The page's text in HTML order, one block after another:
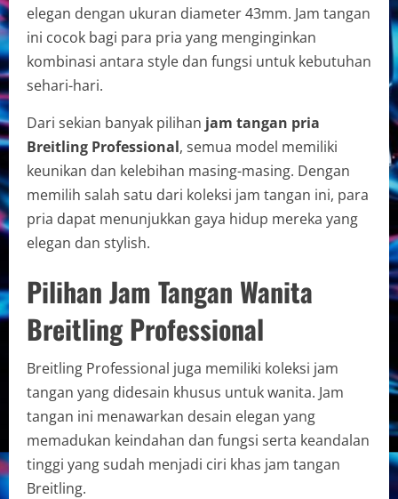
elegan dengan ukuran diameter 43mm. Jam tangan
ini cocok bagi para pria yang menginginkan
kombinasi antara style dan fungsi untuk kebutuhan
sehari-hari.
Dari sekian banyak pilihan jam tangan pria
Breitling Professional, semua model memiliki
keunikan dan kelebihan masing-masing. Dengan
memilih salah satu dari koleksi jam tangan ini, para
pria dapat menunjukkan gaya hidup mereka yang
elegan dan stylish.
Pilihan Jam Tangan Wanita
Breitling Professional
Breitling Professional juga memiliki koleksi jam
tangan yang didesain khusus untuk wanita. Jam
tangan ini menawarkan desain elegan yang
memadukan keindahan dan fungsi serta keandalan
tinggi yang sudah menjadi ciri khas jam tangan
Breitling.